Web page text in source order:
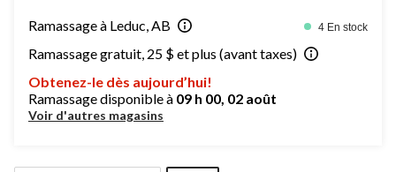
Ramassage à Leduc, AB 4 En stock
Ramassage gratuit, 25 $ et plus (avant taxes)
Obtenez-le dès aujourd’hui!
Ramassage disponible à 09 h 00, 02 août
Voir d'autres magasins